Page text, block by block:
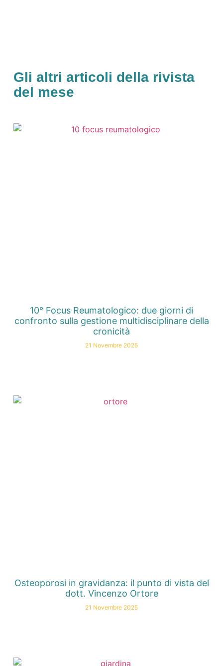
Gli altri articoli della rivista
del mese
10° Focus Reumatologico: due giorni di
confronto sulla gestione multidisciplinare della
cronicità
21 Novembre 2025
Osteoporosi in gravidanza: il punto di vista del
dott. Vincenzo Ortore
21 Novembre 2025